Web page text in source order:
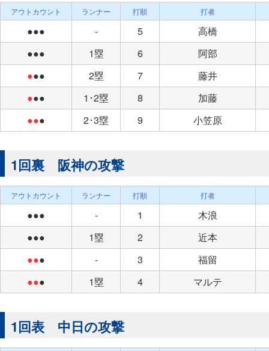
アウトカウント ランナー 打順 打者
●●● - 5
高橋
●●●
1塁 6
阿部
●●● 2塁 7
藤井
●●● 1･2塁 8
加藤
●●● 2･3塁 9 小笠原
1回裏 阪神の攻撃
アウトカウント ランナー 打順 打者
●●● - 1
木浪
●●●
1塁 2
近本
●●● - 3
福留
●●● 1塁 4 マルテ
1回表 中日の攻撃